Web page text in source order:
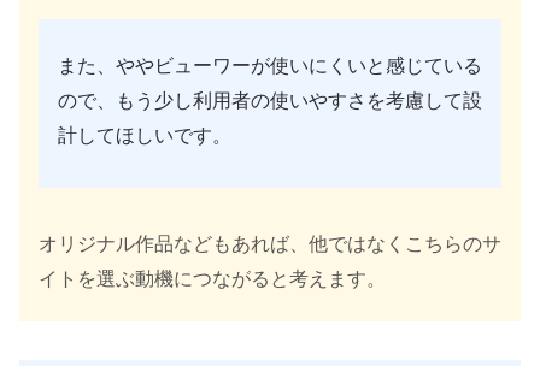
また、ややビューワーが使いにくいと感じている
ので、もう少し利用者の使いやすさを考慮して設
計してほしいです。
オリジナル作品などもあれば、他ではなくこちらのサ
イトを選ぶ動機につながると考えます。